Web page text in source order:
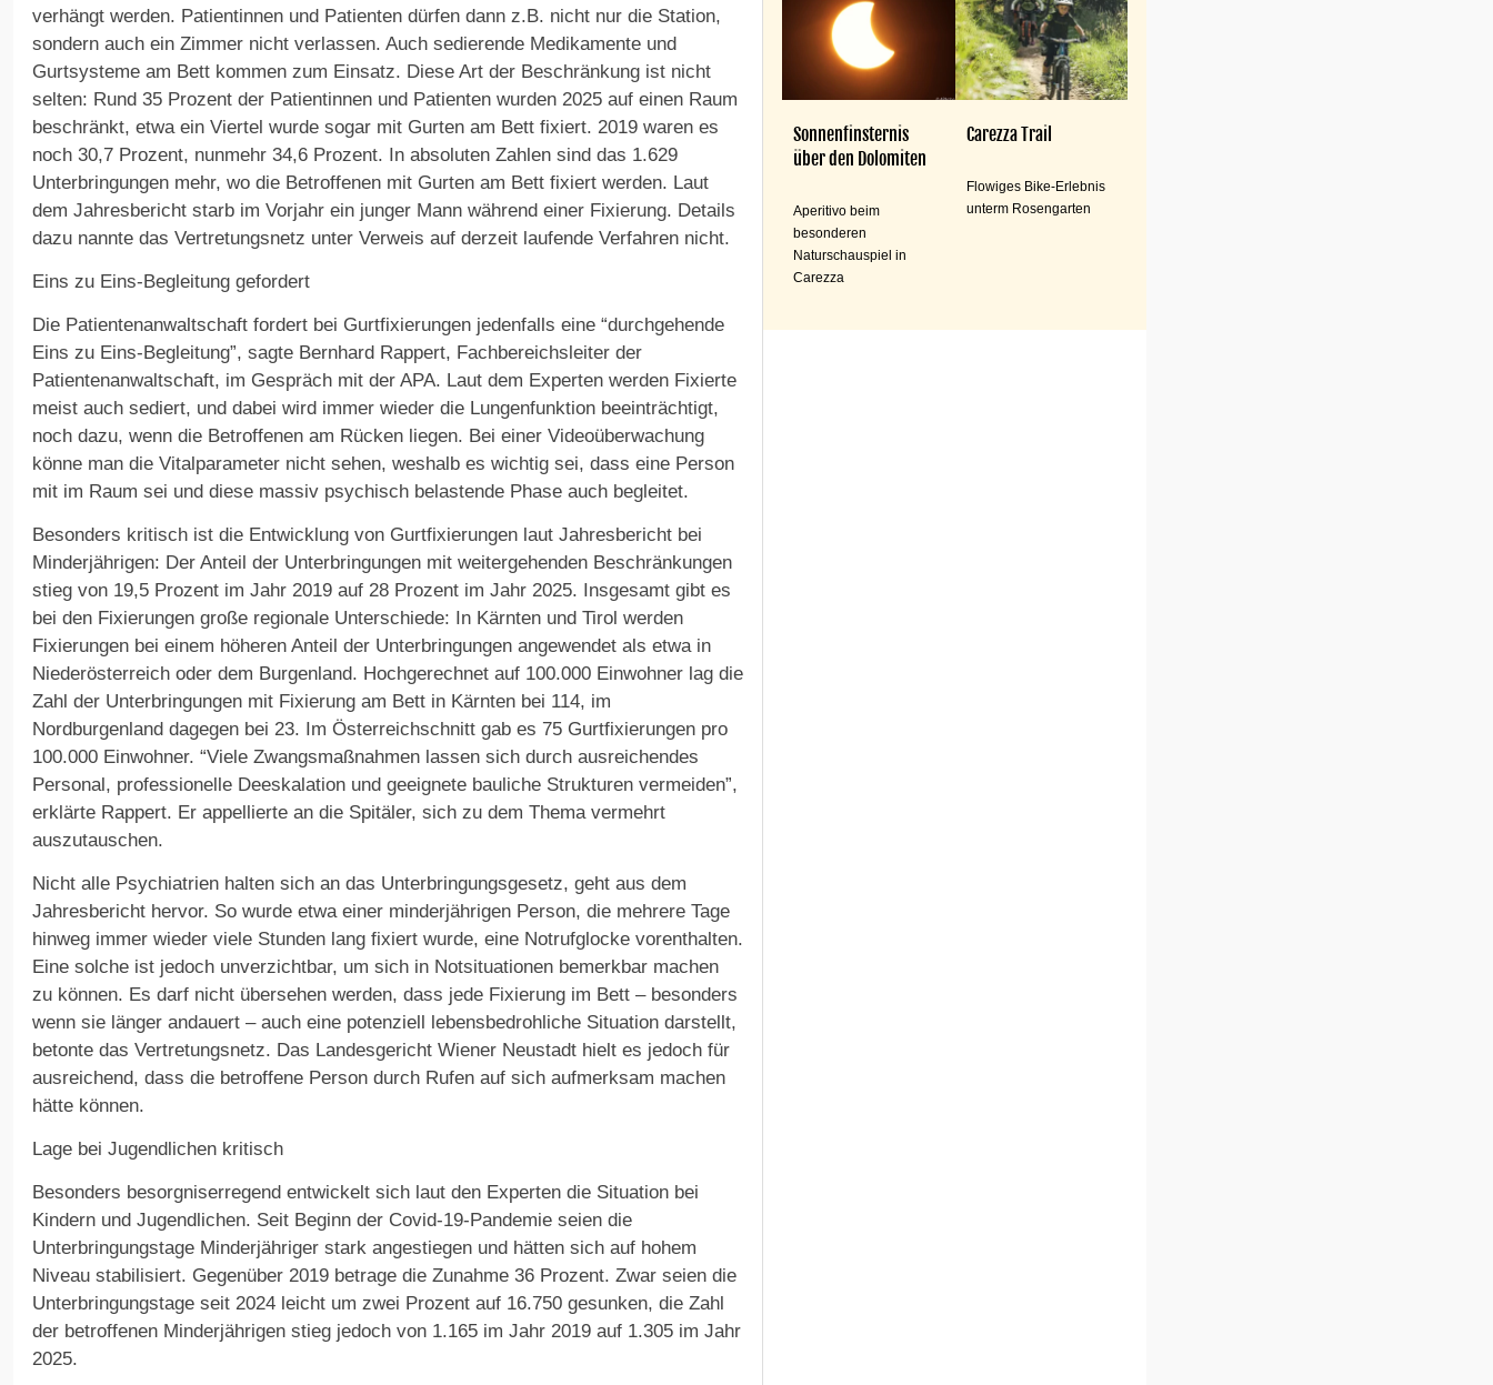
verhängt werden. Patientinnen und Patienten dürfen dann z.B. nicht nur die Station,
sondern auch ein Zimmer nicht verlassen. Auch sedierende Medikamente und
Gurtsysteme am Bett kommen zum Einsatz. Diese Art der Beschränkung ist nicht
selten: Rund 35 Prozent der Patientinnen und Patienten wurden 2025 auf einen Raum
beschränkt, etwa ein Viertel wurde sogar mit Gurten am Bett fixiert. 2019 waren es
noch 30,7 Prozent, nunmehr 34,6 Prozent. In absoluten Zahlen sind das 1.629
Unterbringungen mehr, wo die Betroffenen mit Gurten am Bett fixiert werden. Laut
dem Jahresbericht starb im Vorjahr ein junger Mann während einer Fixierung. Details
dazu nannte das Vertretungsnetz unter Verweis auf derzeit laufende Verfahren nicht.
Eins zu Eins-Begleitung gefordert
Die Patientenanwaltschaft fordert bei Gurtfixierungen jedenfalls eine “durchgehende
Eins zu Eins-Begleitung”, sagte Bernhard Rappert, Fachbereichsleiter der
Patientenanwaltschaft, im Gespräch mit der APA. Laut dem Experten werden Fixierte
meist auch sediert, und dabei wird immer wieder die Lungenfunktion beeinträchtigt,
noch dazu, wenn die Betroffenen am Rücken liegen. Bei einer Videoüberwachung
könne man die Vitalparameter nicht sehen, weshalb es wichtig sei, dass eine Person
mit im Raum sei und diese massiv psychisch belastende Phase auch begleitet.
Besonders kritisch ist die Entwicklung von Gurtfixierungen laut Jahresbericht bei
Minderjährigen: Der Anteil der Unterbringungen mit weitergehenden Beschränkungen
stieg von 19,5 Prozent im Jahr 2019 auf 28 Prozent im Jahr 2025. Insgesamt gibt es
bei den Fixierungen große regionale Unterschiede: In Kärnten und Tirol werden
Fixierungen bei einem höheren Anteil der Unterbringungen angewendet als etwa in
Niederösterreich oder dem Burgenland. Hochgerechnet auf 100.000 Einwohner lag die
Zahl der Unterbringungen mit Fixierung am Bett in Kärnten bei 114, im
Nordburgenland dagegen bei 23. Im Österreichschnitt gab es 75 Gurtfixierungen pro
100.000 Einwohner. “Viele Zwangsmaßnahmen lassen sich durch ausreichendes
Personal, professionelle Deeskalation und geeignete bauliche Strukturen vermeiden”,
erklärte Rappert. Er appellierte an die Spitäler, sich zu dem Thema vermehrt
auszutauschen.
Nicht alle Psychiatrien halten sich an das Unterbringungsgesetz, geht aus dem
Jahresbericht hervor. So wurde etwa einer minderjährigen Person, die mehrere Tage
hinweg immer wieder viele Stunden lang fixiert wurde, eine Notrufglocke vorenthalten.
Eine solche ist jedoch unverzichtbar, um sich in Notsituationen bemerkbar machen
zu können. Es darf nicht übersehen werden, dass jede Fixierung im Bett – besonders
wenn sie länger andauert – auch eine potenziell lebensbedrohliche Situation darstellt,
betonte das Vertretungsnetz. Das Landesgericht Wiener Neustadt hielt es jedoch für
ausreichend, dass die betroffene Person durch Rufen auf sich aufmerksam machen
hätte können.
Lage bei Jugendlichen kritisch
Besonders besorgniserregend entwickelt sich laut den Experten die Situation bei
Kindern und Jugendlichen. Seit Beginn der Covid-19-Pandemie seien die
Unterbringungstage Minderjähriger stark angestiegen und hätten sich auf hohem
Niveau stabilisiert. Gegenüber 2019 betrage die Zunahme 36 Prozent. Zwar seien die
Unterbringungstage seit 2024 leicht um zwei Prozent auf 16.750 gesunken, die Zahl
der betroffenen Minderjährigen stieg jedoch von 1.165 im Jahr 2019 auf 1.305 im Jahr
2025.
Sonnenfinsternis
über den Dolomiten
Aperitivo beim
besonderen
Naturschauspiel in
Carezza
Carezza Trail
Flowiges Bike-Erlebnis
unterm Rosengarten